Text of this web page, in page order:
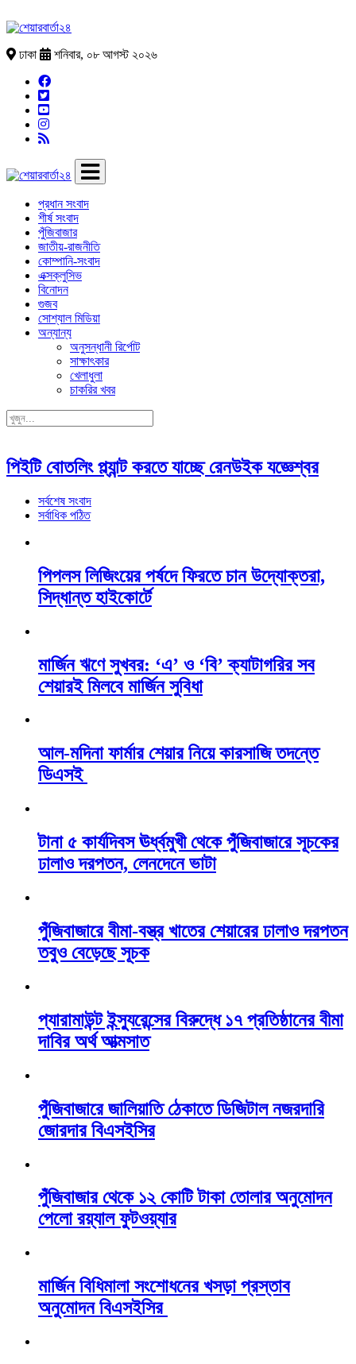
ঢাকা শনিবার, ০৮ আগস্ট ২০২৬
প্রধান সংবাদ
শীর্ষ সংবাদ
পুঁজিবাজার
জাতীয়-রাজনীতি
কোম্পানি-সংবাদ
এক্সক্লুসিভ
বিনোদন
গুজব
সোশ্যাল মিডিয়া
অন্যান্য
অনুসন্ধানী রির্পোট
সাক্ষাৎকার
খেলাধুলা
চাকরির খবর
পিইটি বোতলিং প্ল্যান্ট করতে যাচ্ছে রেনউইক যজ্ঞেশ্বর
সর্বশেষ সংবাদ
সর্বাধিক পঠিত
পিপলস লিজিংয়ের পর্ষদে ফিরতে চান উদ্যোক্তরা,
সিদ্ধান্ত হাইকোর্টে
মার্জিন ঋণে সুখবর: ‘এ’ ও ‘বি’ ক্যাটাগরির সব
শেয়ারই মিলবে মার্জিন সুবিধা
আল-মদিনা ফার্মার শেয়ার নিয়ে কারসাজি তদন্তে
ডিএসই
টানা ৫ কার্যদিবস ঊর্ধ্বমুখী থেকে পুঁজিবাজারে সূচকের
ঢালাও দরপতন, লেনদেনে ভাটা
পুঁজিবাজারে বীমা-বস্ত্র খাতের শেয়ারের ঢালাও দরপতন
তবুও বেড়েছে সূচক
প্যারামাউন্ট ইন্স্যুরেন্সের বিরুদ্ধে ১৭ প্রতিষ্ঠানের বীমা
দাবির অর্থ আত্মসাত
পুঁজিবাজারে জালিয়াতি ঠেকাতে ডিজিটাল নজরদারি
জোরদার বিএসইসির
পুঁজিবাজার থেকে ১২ কোটি টাকা তোলার অনুমোদন
পেলো রয়্যাল ফুটওয়্যার
মার্জিন বিধিমালা সংশোধনের খসড়া প্রস্তাব
অনুমোদন বিএসইসির